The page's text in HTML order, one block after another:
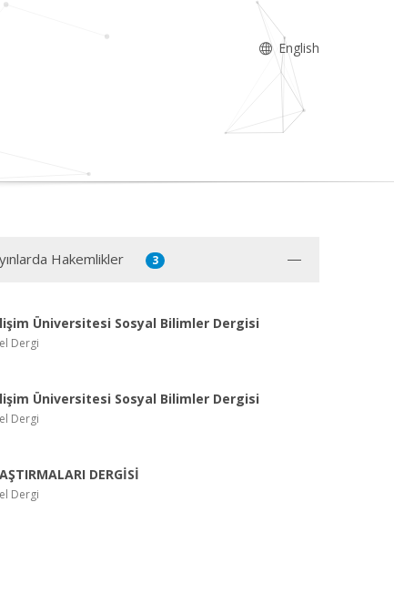
English
Hakemlikler 3
Üniversitesi Sosyal Bilimler Dergisi
Dergi
Üniversitesi Sosyal Bilimler Dergisi
Dergi
DERGİSİ
Dergi